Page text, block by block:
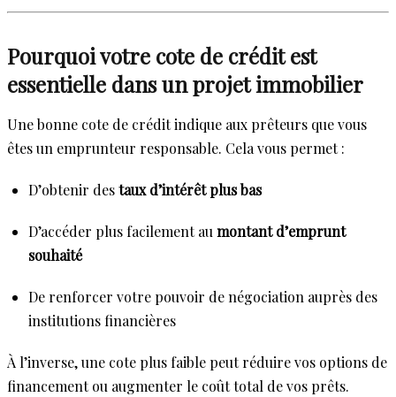
Pourquoi votre cote de crédit est
essentielle dans un projet immobilier
Une bonne cote de crédit indique aux prêteurs que vous
êtes un emprunteur responsable. Cela vous permet :
D’obtenir destaux d’intérêt plus bas
D’accéder plus facilement au montant d’emprunt
souhaité
De renforcer votre pouvoir de négociation auprès des
institutions financières
À l’inverse, une cote plus faible peut réduire vos options de
financement ou augmenter le coût total de vos prêts.